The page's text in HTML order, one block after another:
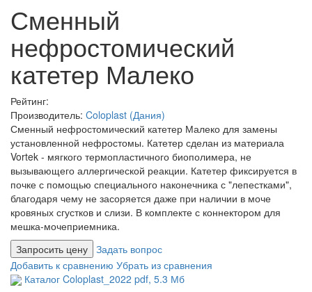
Сменный
нефростомический
катетер Малеко
Рейтинг:
Производитель: Coloplast (Дания)
Сменный нефростомический катетер Малеко для замены
установленной нефростомы. Катетер сделан из материала
Vortek - мягкого термопластичного биополимера, не
вызывающего аллергической реакции. Катетер фиксируется в
почке с помощью специального наконечника с "лепестками",
благодаря чему не засоряется даже при наличии в моче
кровяных сгустков и слизи. В комплекте с коннектором для
мешка-мочеприемника.
Запросить цену Задать вопрос
Добавить к сравнению Убрать из сравнения
Каталог Coloplast_2022 pdf, 5.3 Мб